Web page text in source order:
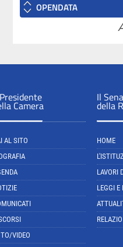
OPENDATA
Camera
AL SITO
VIDEO
Il
della
HOME
LAVORI
LEGGI E